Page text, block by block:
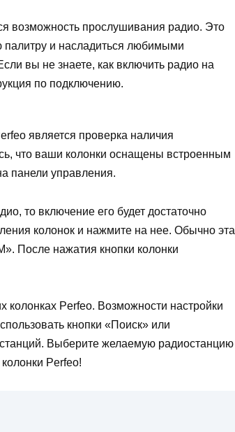
возможность прослушивания радио. Это
палитру и насладиться любимыми
вы не знаете, как включить радио на
по подключению.
является проверка наличия
что ваши колонки оснащены встроенным
панели управления.
то включение его будет достаточно
колонок и нажмите на нее. Обычно эта
После нажатия кнопки колонки
колонках Perfeo. Возможности настройки
кнопки «Поиск» или
Выберите желаемую радиостанцию
Perfeo!